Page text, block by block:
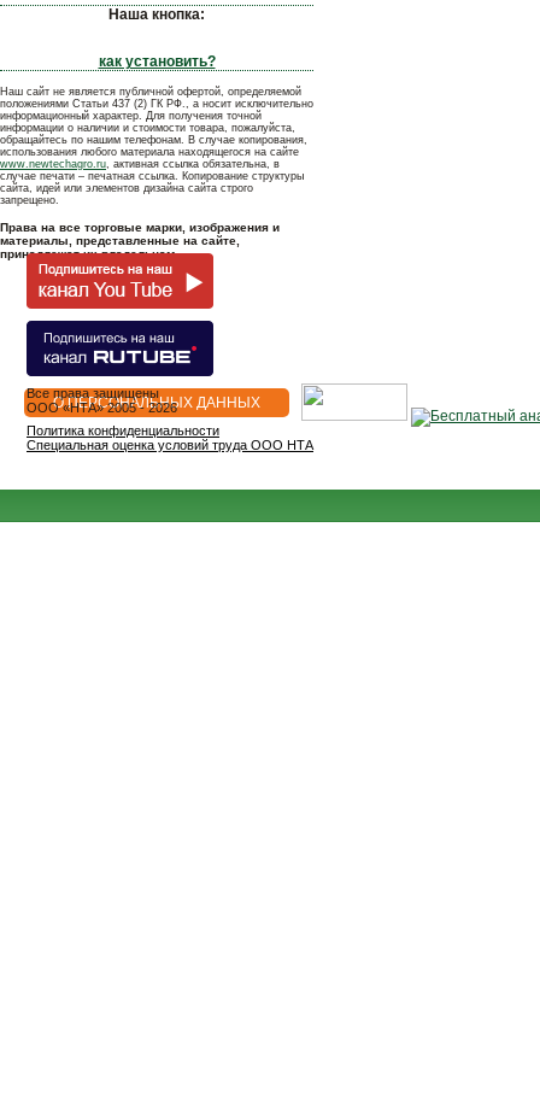
Наша кнопка:
как установить?
Наш сайт не является публичной офертой, определяемой
положениями Статьи 437 (2) ГК РФ., а носит исключительно
информационный характер. Для получения точной
информации о наличии и стоимости товара, пожалуйста,
обращайтесь по нашим телефонам. В случае копирования,
использования любого материала находящегося на сайте
www.newtechagro.ru, активная ссылка обязательна, в
случае печати – печатная ссылка. Копирование структуры
сайта, идей или элементов дизайна сайта строго
запрещено.
Права на все торговые марки, изображения и
материалы, представленные на сайте,
принадлежат их владельцам.
О ПЕРСОНАЛЬНЫХ ДАННЫХ
Все права защищены
OOO «НТА» 2005 - 2026
Политика конфиденциальности
Специальная оценка условий труда ООО НТА